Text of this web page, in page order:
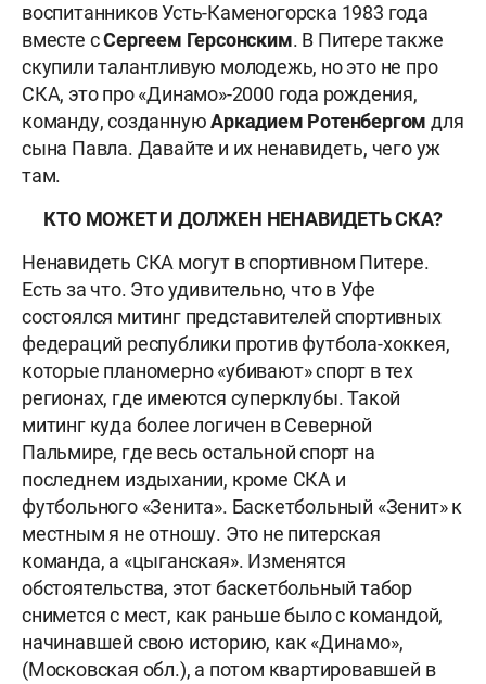
воспитанников Усть-Каменогорска 1983 года
вместе сСергеем Герсонским. В Питере также
скупили талантливую молодежь, но это не про
СКА, это про «Динамо»-2000 года рождения,
команду, созданнуюАркадием Ротенбергом для
сына Павла. Давайте и их ненавидеть, чего уж
там.
КТО МОЖЕТ И ДОЛЖЕН НЕНАВИДЕТЬ СКА?
Ненавидеть СКА могут в спортивном Питере.
Есть за что. Это удивительно, что в Уфе
состоялся митинг представителей спортивных
федераций республики против футбола-хоккея,
которые планомерно «убивают» спорт в тех
регионах, где имеются суперклубы. Такой
митинг куда более логичен в Северной
Пальмире, где весь остальной спорт на
последнем издыхании, кроме СКА и
футбольного «Зенита». Баскетбольный «Зенит» к
местным я не отношу. Это не питерская
команда, а «цыганская». Изменятся
обстоятельства, этот баскетбольный табор
снимется с мест, как раньше было с командой,
начинавшей свою историю, как «Динамо»,
(Московская обл.), а потом квартировавшей в